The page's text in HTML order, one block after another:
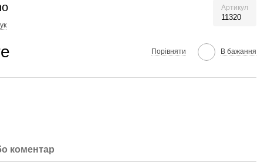
Артикул
11320
Порівняти В бажання
коментар